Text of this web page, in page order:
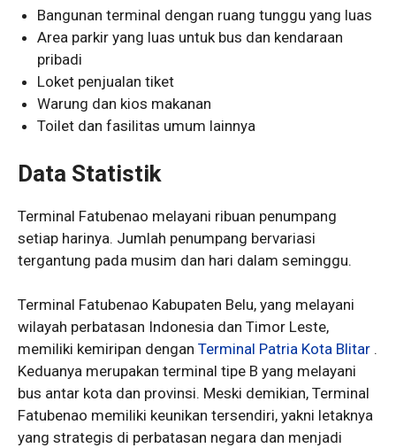
Bangunan terminal dengan ruang tunggu yang luas
Area parkir yang luas untuk bus dan kendaraan
pribadi
Loket penjualan tiket
Warung dan kios makanan
Toilet dan fasilitas umum lainnya
Data Statistik
Terminal Fatubenao melayani ribuan penumpang
setiap harinya. Jumlah penumpang bervariasi
tergantung pada musim dan hari dalam seminggu.
Terminal Fatubenao Kabupaten Belu, yang melayani
wilayah perbatasan Indonesia dan Timor Leste,
memiliki kemiripan dengan Terminal Patria Kota Blitar .
Keduanya merupakan terminal tipe B yang melayani
bus antar kota dan provinsi. Meski demikian, Terminal
Fatubenao memiliki keunikan tersendiri, yakni letaknya
yang strategis di perbatasan negara dan menjadi